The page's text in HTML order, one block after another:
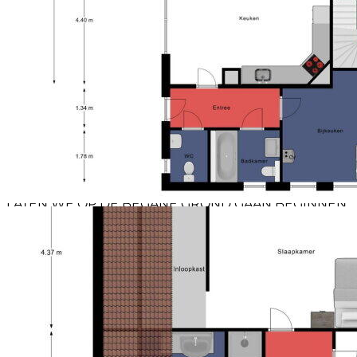
kennen en ontmoeten. Voor de dagelijkse
dorpen Meijel en Panningen, beide op korte rijafstand
en voorzien van een compleet winkelaanbod en
overige voorzieningen. Ook de bereikbaarheid is
uitstekend. Binnen enkele autominuten rijd je de A67
op met een directe verbinding richting Eindhoven en
Venlo en zelfs een snelle aansluiting richting
Duitsland. Zo combineert deze locatie het beste van
twee werelden: rustig en landelijk wonen met alle
gemakken en uitvalswegen binnen handbereik.
LATEN WE OP DE BEGANE GROND GAAN BEGINNEN
Je rijdt de ruime oprit op en voelt meteen: hier is plek.
Plaats voor auto’s, gasten, spelen, thuiskomen. Via het
paadje wandel je door de fraai aangelegde voortuin,
die met twee statige dennenbomen en volwassen
beplanting een verzorgde uitstraling biedt, richting
de dubbele voordeur. Een entree die meteen iets
ALS JE BINNENKOMT